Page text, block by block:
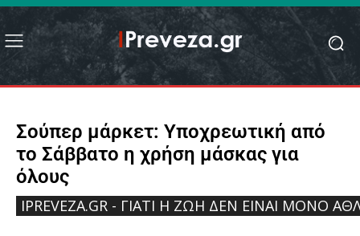
Σούπερ μάρκετ: Υποχρεωτική από
το Σάββατο η χρήση μάσκας για
όλους
IPREVEZA.GR - ΓΙΑΤΊ Η ΖΩΉ ΔΕΝ ΕΊΝΑΙ ΜΌΝΟ